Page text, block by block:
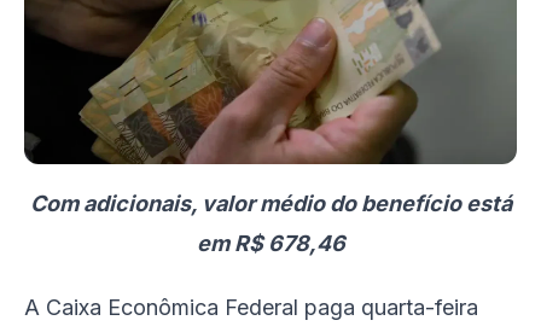
Com adicionais, valor médio do benefício está
em R$ 678,46
A Caixa Econômica Federal paga quarta-feira